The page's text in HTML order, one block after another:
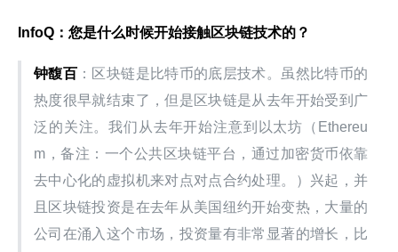
InfoQ：您是什么时候开始接触区块链技术的？
钟馥百 ：区块链是比特币的底层技术。虽然比特币的
热度很早就结束了，但是区块链是从去年开始受到广
泛的关注。我们从去年开始注意到以太坊（Ethereu
m，备注：一个公共区块链平台，通过加密货币依靠
去中心化的虚拟机来对点对点合约处理。）兴起，并
且区块链投资是在去年从美国纽约开始变热，大量的
公司在涌入这个市场，投资量有非常显著的增长，比